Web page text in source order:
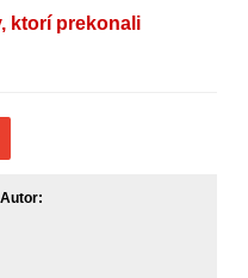
ktorí prekonali
Autor: